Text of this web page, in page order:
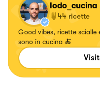
lodo_cucina
44 ricette
Good vibes, ricette
sono in cucina 🍝